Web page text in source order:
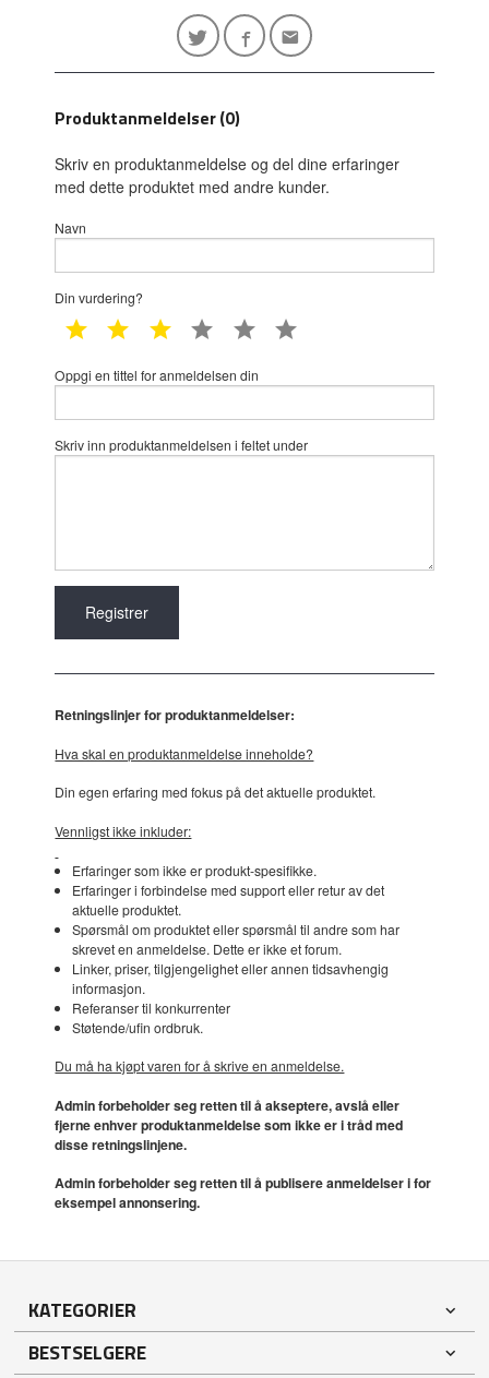
Produktanmeldelser (0)
Skriv en produktanmeldelse og del dine erfaringer
med dette produktet med andre kunder.
Navn
Din vurdering?
1 star 2 star 3 star 4 star 5 star
Oppgi en tittel for anmeldelsen din
Skriv inn produktanmeldelsen i feltet under
Retningslinjer for produktanmeldelser:
Hva skal en produktanmeldelse inneholde?
Din egen erfaring med fokus på det aktuelle produktet.
Vennligst ikke inkluder:
Erfaringer som ikke er produkt-spesifikke.
Erfaringer i forbindelse med support eller retur av det
aktuelle produktet.
Spørsmål om produktet eller spørsmål til andre som har
skrevet en anmeldelse. Dette er ikke et forum.
Linker, priser, tilgjengelighet eller annen tidsavhengig
informasjon.
Referanser til konkurrenter
Støtende/ufin ordbruk.
Du må ha kjøpt varen for å skrive en anmeldelse.
Admin forbeholder seg retten til å akseptere, avslå eller
fjerne enhver produktanmeldelse som ikke er i tråd med
disse retningslinjene.
Admin forbeholder seg retten til å publisere anmeldelser i for
eksempel annonsering.
KATEGORIER
BESTSELGERE